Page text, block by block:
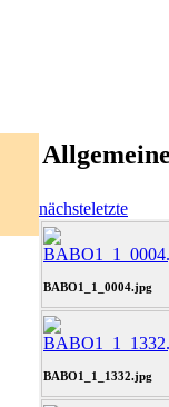
nächsteletzte
BABO1_1_0004.jpg
BABO1_1_1332.jpg